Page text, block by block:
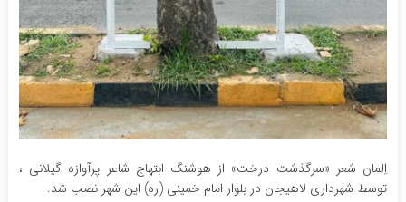
اِلمان شعر «سرگذشت درخت» از هوشنگ ابتهاج شاعر پرآوازه گیلانی ،
توسط شهرداری لاهیجان در بلوار امام خمینی (ره) این شهر نصب شد.